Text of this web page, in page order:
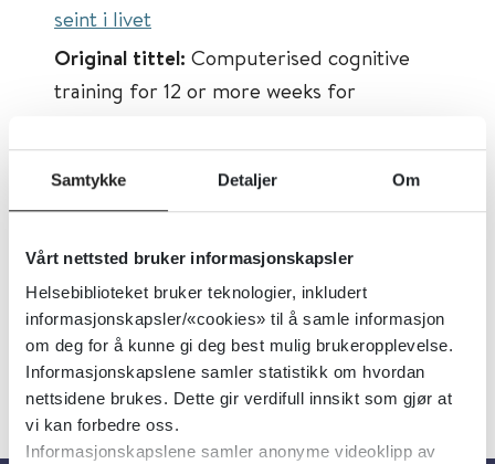
Samtykke Detaljer Om
Vårt nettsted bruker informasjonskapsler
Helsebiblioteket bruker teknologier, inkludert
informasjonskapsler/«cookies» til å samle informasjon
om deg for å kunne gi deg best mulig brukeropplevelse.
Informasjonskapslene samler statistikk om hvordan
nettsidene brukes. Dette gir verdifull innsikt som gjør at
vi kan forbedre oss.
Informasjonskapslene samler anonyme videoklipp av
seint i livet
Original tittel: Computerised cognitive
training for 12 or more weeks for
cognitively healthy people in late life
Først publisert: 05.05.2020
Språk:Norsk